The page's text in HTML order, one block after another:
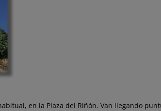
en la Plaza del Riñón. Van llegando